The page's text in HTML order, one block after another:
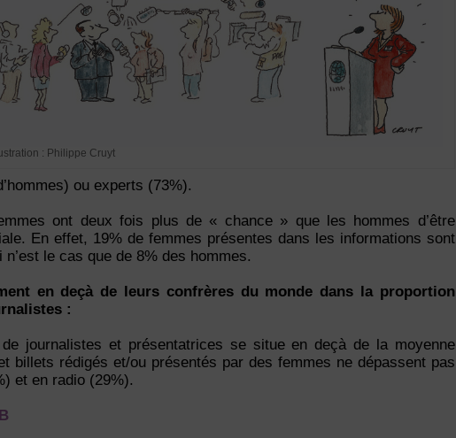
: Philippe Cruyt
ou experts (73%).
ont deux fois plus de « chance » que les hommes d’être
En effet, 19% de femmes présentes dans les informations sont
le cas que de 8% des hommes.
en deçà de leurs confrères du monde dans la proportion
:
journalistes et présentatrices se situe en deçà de la moyenne
billets rédigés et/ou présentés par des femmes ne dépassent pas
et en radio (29%).